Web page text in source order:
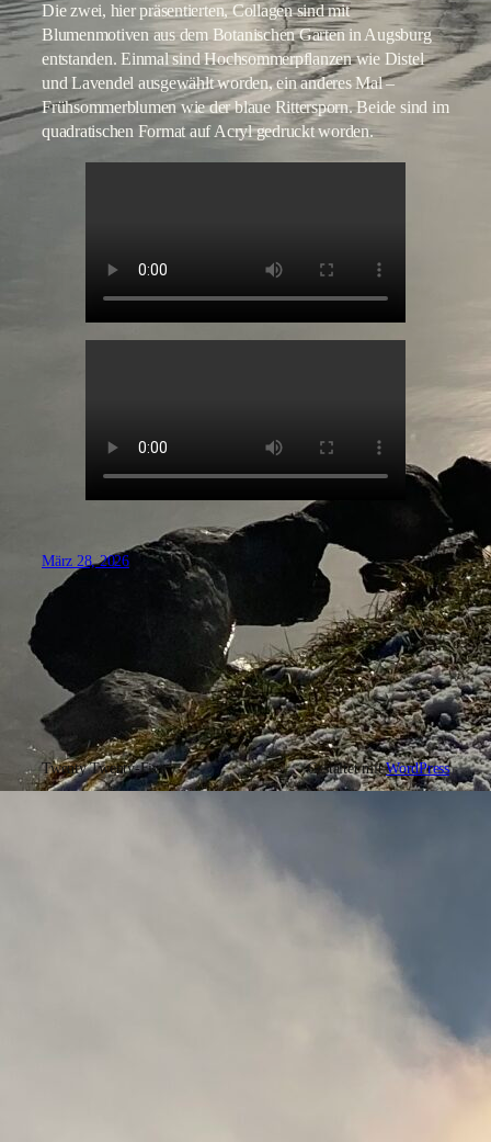
Die zwei, hier präsentierten, Collagen sind mit
Blumenmotiven aus dem Botanischen Garten in Augsburg
entstanden. Einmal sind Hochsommerpflanzen wie Distel
und Lavendel ausgewählt worden, ein anderes Mal –
Frühsommerblumen wie der blaue Rittersporn. Beide sind im
quadratischen Format auf Acryl gedruckt worden.
März 28, 2026
Twenty Twenty-Five Gestaltet mitWordPress